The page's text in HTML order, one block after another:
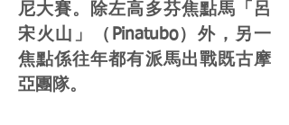
尼大賽。除左高多芬焦點馬「呂
宋火山」（Pinatubo）外，另一
焦點係往年都有派馬出戰既古摩
亞團隊。